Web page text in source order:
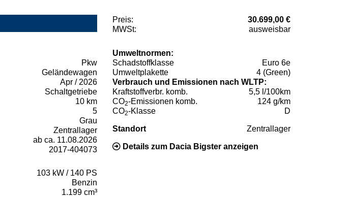
Preis:
30.699,00 €
MWSt:
ausweisbar
Pkw
Geländewagen
Apr / 2026
Schaltgetriebe
10 km
5
Grau
Zentrallager
ab ca. 11.08.2026
2017-404073
103 kW / 140 PS
Benzin
1.199 cm³
Umweltnormen:
Schadstoffklasse
Euro 6e
Umweltplakette
4 (Green)
Verbrauch und Emissionen nach WLTP:
Kraftstoffverbr. komb.
5,5 l/100km
CO2-Emissionen komb.
124 g/km
CO2-Klasse D
Standort Zentrallager
Details zum Dacia Bigster anzeigen